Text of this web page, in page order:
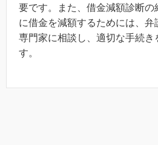
要です。また、借金減額診断の
に借金を減額するためには、
専門家に相談し、適切な手続き
す。